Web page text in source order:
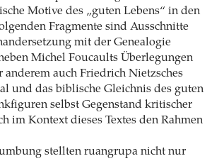
Motive des „guten Lebens“ in den
Fragmente sind Ausschnitte
mit der Genealogie
Michel Foucaults Überlegungen
anderem auch Friedrich Nietzsches
und das biblische Gleichnis des guten
selbst Gegenstand kritischer
im Kontext dieses Textes den Rahmen
stellten ruangrupa nicht nur